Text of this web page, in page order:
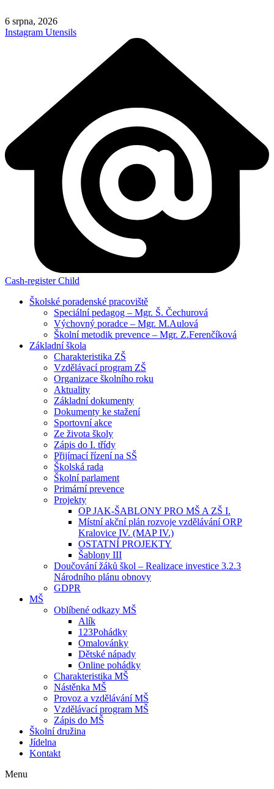
to
content
6 srpna, 2026
Instagram Utensils
Cash-register Child
Školské poradenské pracoviště
Speciální pedagog – Mgr. Š. Čechurová
Výchovný poradce – Mgr. M.Aulová
Školní metodik prevence – Mgr. Z.Ferenčíková
Základní škola
Charakteristika ZŠ
Vzdělávací program ZŠ
Organizace školního roku
Aktuality
Základní dokumenty
Dokumenty ke stažení
Sportovní akce
Ze života školy
Zápis do I. třídy
Přijímací řízení na SŠ
Školská rada
Školní parlament
Primární prevence
Projekty
OP JAK-ŠABLONY PRO MŠ A ZŠ I.
Místní akční plán rozvoje vzdělávání ORP
Kralovice IV. (MAP IV.)
OSTATNÍ PROJEKTY
Šablony III
Doučování žáků škol – Realizace investice 3.2.3
Národního plánu obnovy
GDPR
MŠ
Oblíbené odkazy MŠ
Alík
123Pohádky
Omalovánky
Dětské nápady
Online pohádky
Charakteristika MŠ
Nástěnka MŠ
Provoz a vzdělávání MŠ
Vzdělávací program MŠ
Zápis do MŠ
Školní družina
Jídelna
Kontakt
Menu